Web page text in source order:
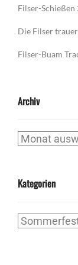
Filser-Schießen
Die Filser
Filser-Buam
Archiv
Archiv
Kategorien
Kategorien